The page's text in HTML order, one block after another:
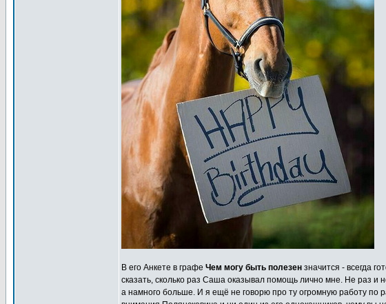
В его Анкете в графе Чем могу быть полезен значится - всегда
сказать, сколько раз Саша оказывал помощь лично мне. Не раз и
а намного больше. И я ещё не говорю про ту огромную работу